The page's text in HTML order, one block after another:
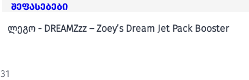
შეფასებები
ლეგო - DREAMZzz – Zoey’s Dream Jet Pack Booster
31